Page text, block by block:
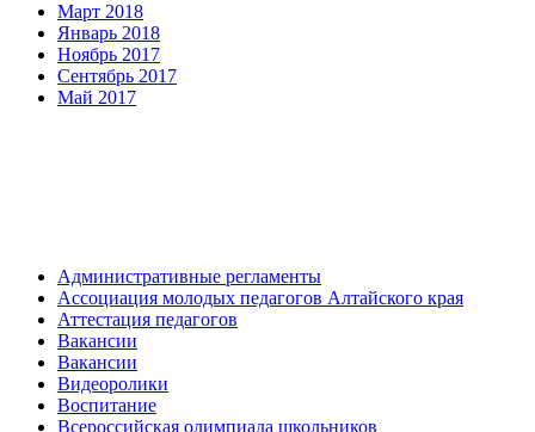
Март 2018
Январь 2018
Ноябрь 2017
Сентябрь 2017
Май 2017
Административные регламенты
Ассоциация молодых педагогов Алтайского края
Аттестация педагогов
Вакансии
Вакансии
Видеоролики
Воспитание
Всероссийская олимпиада школьников